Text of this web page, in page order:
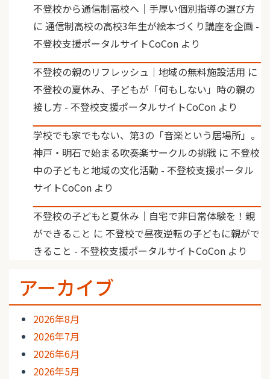
不登校から通信制高校へ｜手厚い個別指導の選び方
に 通信制高校の高校3年生が絵本づくり講座を企画 -
不登校支援ポータルサイトCoCon より
不登校の親のリフレッシュ｜地域の無料施設活用 に
不登校の夏休み、子どもが「何もしない」時の親の
接し方 - 不登校支援ポータルサイトCoCon より
学校でも家でもない、第3の「音楽という居場所」。
神戸・明石で始まる吹奏楽サークルの挑戦 に 不登校
中の子どもと地域の文化活動 - 不登校支援ポータル
サイトCoCon より
不登校の子どもと夏休み｜自宅で非日常体験を！親
ができること に 不登校で昼夜逆転の子どもに親がで
きること - 不登校支援ポータルサイトCoCon より
アーカイブ
2026年8月
2026年7月
2026年6月
2026年5月